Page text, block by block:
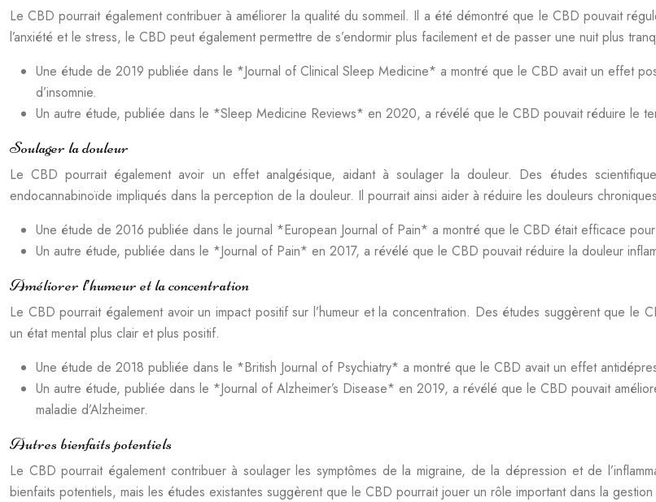
Le CBD pourrait également contribuer à améliorer la qualité du sommeil. Il a été démontré que le CBD pouvait
l’anxiété et le stress, le CBD peut également permettre de s’endormir plus facilement et de passer une nuit plus
Une étude de 2019 publiée dans le *Journal of Clinical Sleep Medicine* a montré que le CBD avait un effet
d’insomnie.
Un autre étude, publiée dans le *Sleep Medicine Reviews* en 2020, a révélé que le CBD pouvait réduire le
Soulager la douleur
Le CBD pourrait également avoir un effet analgésique, aidant à soulager la douleur. Des études
endocannabinoïde impliqués dans la perception de la douleur. Il pourrait ainsi aider à réduire les douleurs
Une étude de 2016 publiée dans le journal *European Journal of Pain* a montré que le CBD était efficace
Un autre étude, publiée dans le *Journal of Pain* en 2017, a révélé que le CBD pouvait réduire la douleur
Améliorer l’humeur et la concentration
Le CBD pourrait également avoir un impact positif sur l’humeur et la concentration. Des études suggèrent que le
un état mental plus clair et plus positif.
Une étude de 2018 publiée dans le *British Journal of Psychiatry* a montré que le CBD avait un effet
Un autre étude, publiée dans le *Journal of Alzheimer’s Disease* en 2019, a révélé que le CBD pouvait
maladie d’Alzheimer.
Autres bienfaits potentiels
Le CBD pourrait également contribuer à soulager les symptômes de la migraine, de la dépression et de
bienfaits potentiels, mais les études existantes suggèrent que le CBD pourrait jouer un rôle important dans la